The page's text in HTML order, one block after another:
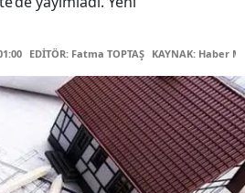
EDİTÖR: Fatma TOPTAŞ KAYNAK: Haber